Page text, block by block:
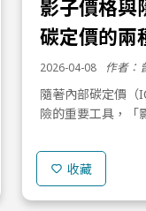
影子價格與
碳定價的兩
2026-04-08
隨著內部碳定價（
險的重要工具，「
「虛擬價格」形式
與應用情境截然不
收藏